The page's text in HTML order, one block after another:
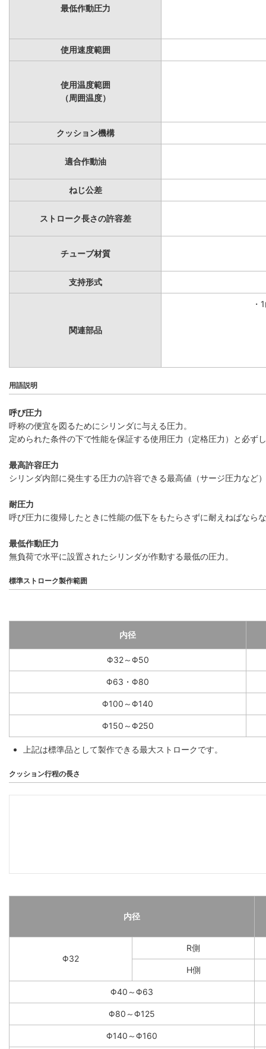
最低作動圧力
使用速度範囲
使用温度範囲
（周囲温度）
クッション機構
適合作動油
ねじ公差
ストローク長さの許容差
チューブ材質
支持形式
関連部品
・
用語説明
呼び圧力
呼称の便宜を図るためにシリンダに与える圧力。
定められた条件の下で性能を保証する使用圧力（定格圧力）と必ず
最高許容圧力
シリンダ内部に発生する圧力の許容できる最高値（サージ圧力など
耐圧力
呼び圧力に復帰したときに性能の低下をもたらさずに耐えねばなら
最低作動圧力
無負荷で水平に設置されたシリンダが作動する最低の圧力。
標準ストローク製作範囲
内径
Φ32～Φ50
Φ63・Φ80
Φ100～Φ140
Φ150～Φ250
上記は標準品として製作できる最大ストロークです。
クッション行程の長さ
内径
Φ32
R側
H側
Φ40～Φ63
Φ80～Φ125
Φ140～Φ160